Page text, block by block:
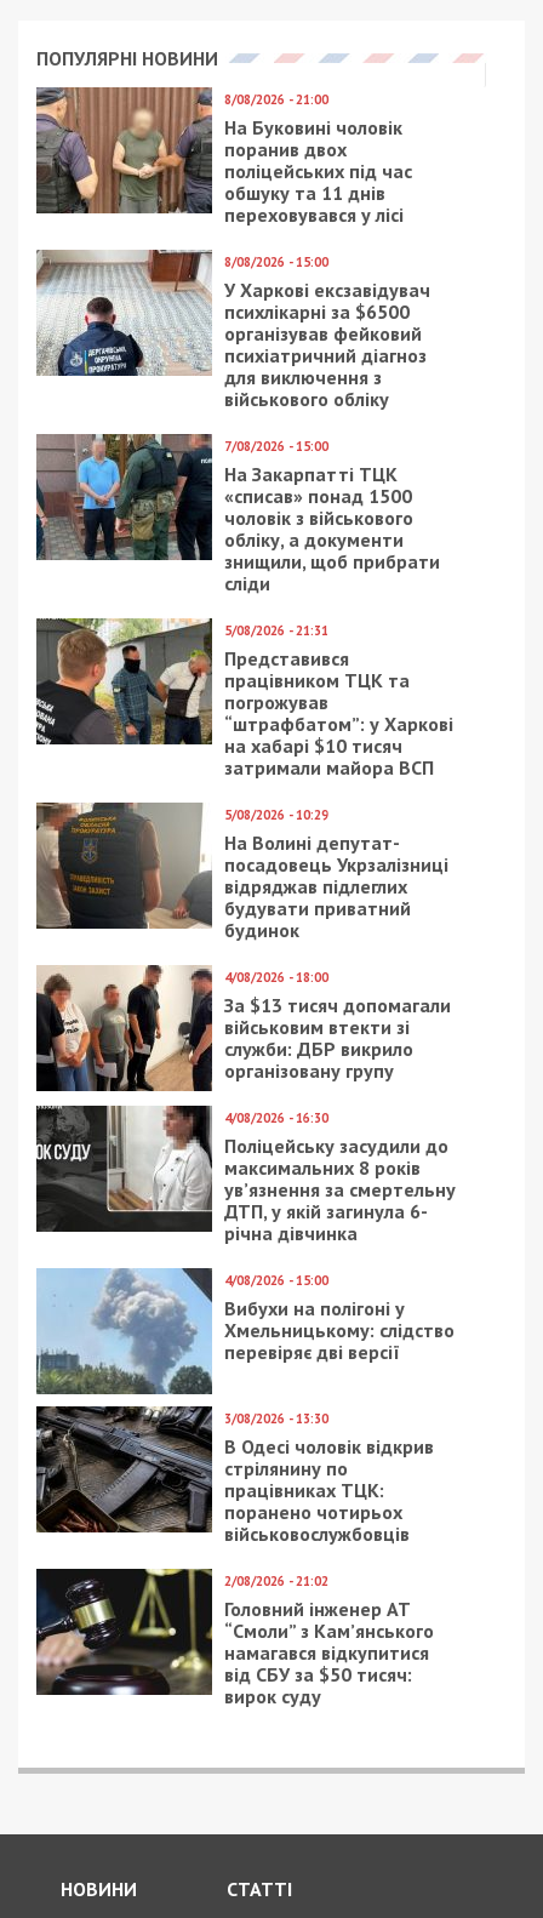
Читайте також
Предыдущая статья:
Психолог на связи: жителям Украины
будут бесплатно помагать израильские
специалисты
Следующая статья:
Путина ждет трибунал: Украина подала
иск против России в Гаагу
СУСПІЛЬСТВО
19/03/2020 - 23:05
Коронавирус в Днепре:
ищут контакты
заболевших
18/11/2023 - 8:27
Дніпровська міська
влада інформує: яка
ситуація зі світлом та
водою на ранок 18
19/11/2020 - 11:33
Кот станет понятнее:
появилось
приложение, которое
переводит
мурлыканье
22/04/2019 - 11:44
Днепряне создали
граффити в поддержку
9/08/2026 - 11:57
Справа “ПриватБанку”: Ігоря Коломойського та його
спільників судитимуть за заволодіння 9,2 млрд грн